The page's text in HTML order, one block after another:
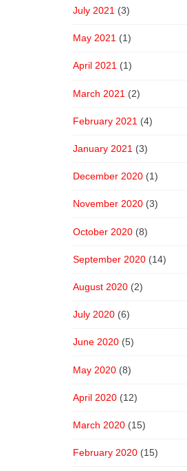
July 2021 (3)
May 2021 (1)
April 2021 (1)
March 2021 (2)
February 2021 (4)
January 2021 (3)
December 2020 (1)
November 2020 (3)
October 2020 (8)
September 2020 (14)
August 2020 (2)
July 2020 (6)
June 2020 (5)
May 2020 (8)
April 2020 (12)
March 2020 (15)
February 2020 (15)